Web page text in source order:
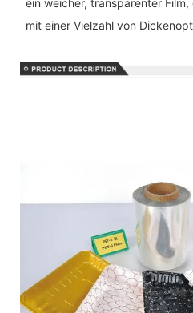
ein weicher, transparenter
mit einer Vielzahl von